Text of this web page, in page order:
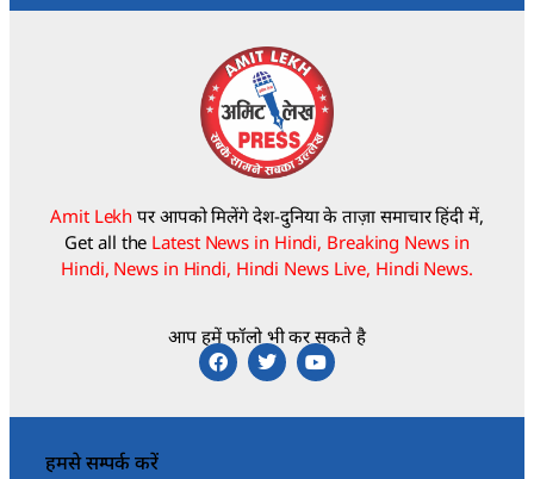
Amit Lekh पर आपको मिलेंगे देश-दुनिया के ताज़ा समाचार हिंदी में,
Get all the Latest News in Hindi, Breaking News in
Hindi, News in Hindi, Hindi News Live, Hindi News.
आप हमें फॉलो भी कर सकते है
हमसे सम्पर्क करें